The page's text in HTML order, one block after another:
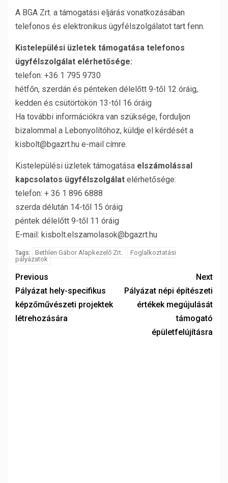
A BGA Zrt. a támogatási eljárás vonatkozásában
telefonos és elektronikus ügyfélszolgálatot tart fenn.
Kistelepülési üzletek támogatása telefonos
ügyfélszolgálat elérhetősége:
telefon: +36 1 795 9730
hétfőn, szerdán és pénteken délelőtt 9-től 12 óráig,
kedden és csütörtökön 13-tól 16 óráig
Ha további információkra van szüksége, forduljon
bizalommal a Lebonyolítóhoz, küldje el kérdését a
kisbolt@bgazrt.hu e-mail címre.
Kistelepülési üzletek támogatása elszámolással
kapcsolatos ügyfélszolgálat elérhetősége:
telefon: + 36 1 896 6888
szerda délután 14-től 15 óráig
péntek délelőtt 9-től 11 óráig
E-mail: kisbolt.elszamolasok@bgazrt.hu
Tags: Bethlen Gábor Alapkezelő Zrt.
Foglalkoztatási
pályázatok
Previous
Pályázat hely-specifikus
képzőművészeti projektek
létrehozására
Next
Pályázat népi építészeti
értékek megújulását
támogató
épületfelújításra